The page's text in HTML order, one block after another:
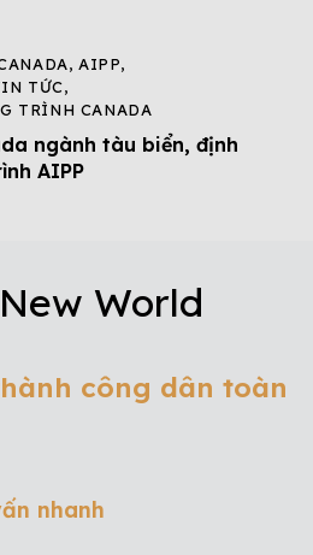
,AIPP,
TỨC,
TRÌNH CANADA
ngành tàu biển, định
AIPP
công dân toàn
nhanh